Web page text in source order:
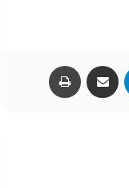
تيلقرام مشاركة عبر البريد